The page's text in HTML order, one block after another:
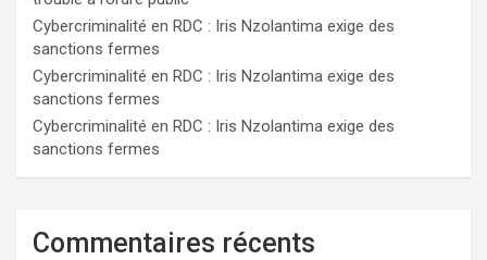
Cybercriminalité en RDC : Iris Nzolantima exige des
sanctions fermes
Cybercriminalité en RDC : Iris Nzolantima exige des
sanctions fermes
Cybercriminalité en RDC : Iris Nzolantima exige des
sanctions fermes
Commentaires récents